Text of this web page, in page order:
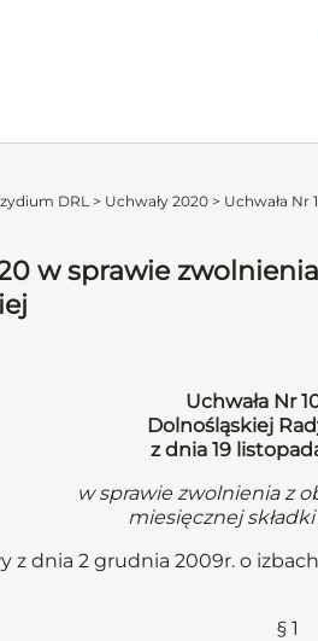
DRL > Uchwały 2020 > Uchwała Nr
w sprawie
Uchwała Nr
Dolnośląskiej
z dnia 19
w sprawie zwolnienia z
miesięcznej
z dnia 2 grudnia 2009r. o
§ 1